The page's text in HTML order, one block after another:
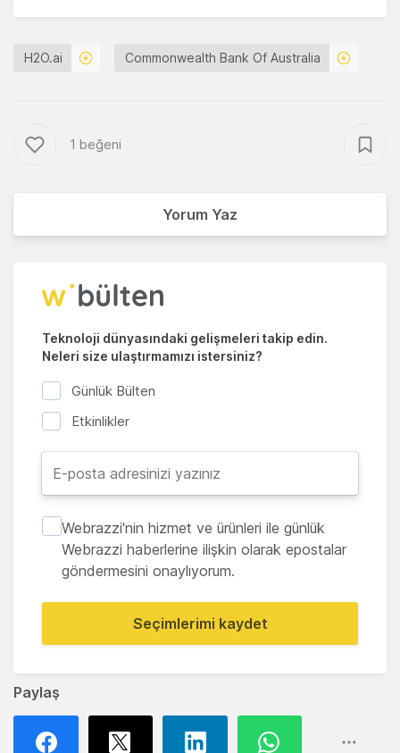
Paylaş
H2O.ai Commonwealth Bank Of Australia
1 beğeni
Yorum Yaz
Teknoloji dünyasındaki gelişmeleri takip edin.
Neleri size ulaştırmamızı istersiniz?
Günlük Bülten
Etkinlikler
Webrazzi'nin hizmet ve ürünleri ile günlük
Webrazzi haberlerine ilişkin olarak epostalar
göndermesini onaylıyorum.
Seçimlerimi kaydet